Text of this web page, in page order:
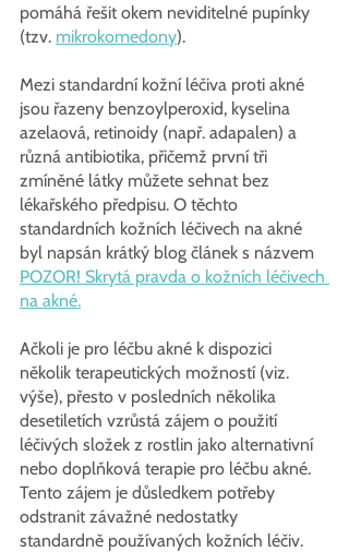
pomáhá řešit okem neviditelné pupínky
(tzv. mikrokomedony).
Mezi standardní kožní léčiva proti akné
jsou řazeny benzoylperoxid, kyselina
azelaová, retinoidy (např. adapalen) a
různá antibiotika, přičemž první tři
zmíněné látky můžete sehnat bez
lékařského předpisu. O těchto
standardních kožních léčivech na akné
byl napsán krátký blog článek s názvem
POZOR! Skrytá pravda o kožních léčivech
na akné.
Ačkoli je pro léčbu akné k dispozici
několik terapeutických možností (viz.
výše), přesto v posledních několika
desetiletích vzrůstá zájem o použití
léčivých složek z rostlin jako alternativní
nebo doplňková terapie pro léčbu akné.
Tento zájem je důsledkem potřeby
odstranit závažné nedostatky
standardně používaných kožních léčiv.